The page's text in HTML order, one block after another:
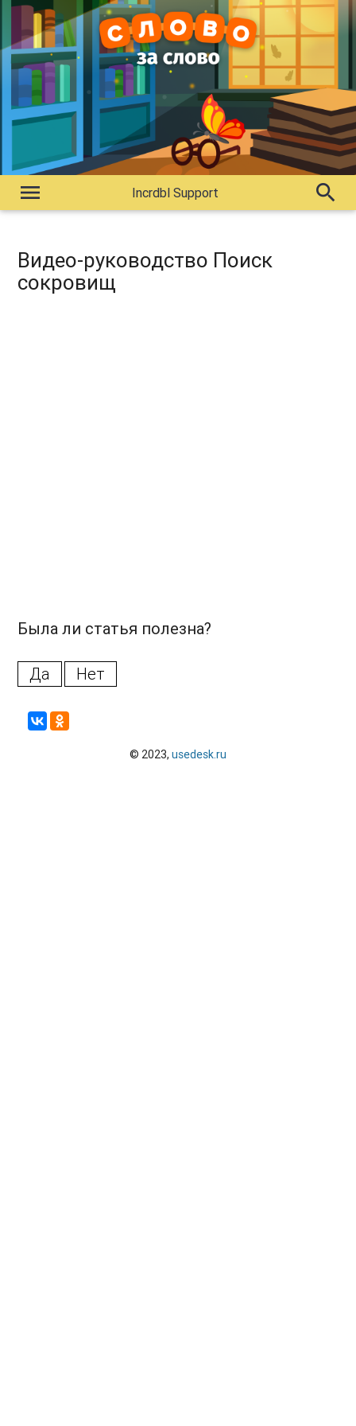
menu Incrdbl Support search
Видео-руководство Поиск
сокровищ
Была ли статья полезна?
Да Нет
© 2023, usedesk.ru